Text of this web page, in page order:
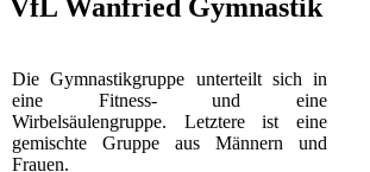
VfL Wanfried Gymnastik
Die Gymnastikgruppe unterteilt sich in
eine Fitness- und eine
Wirbelsäulengruppe. Letztere ist eine
gemischte Gruppe aus Männern und
Frauen.